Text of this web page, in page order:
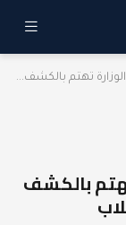
تهتم بالكشف...
بالكشف